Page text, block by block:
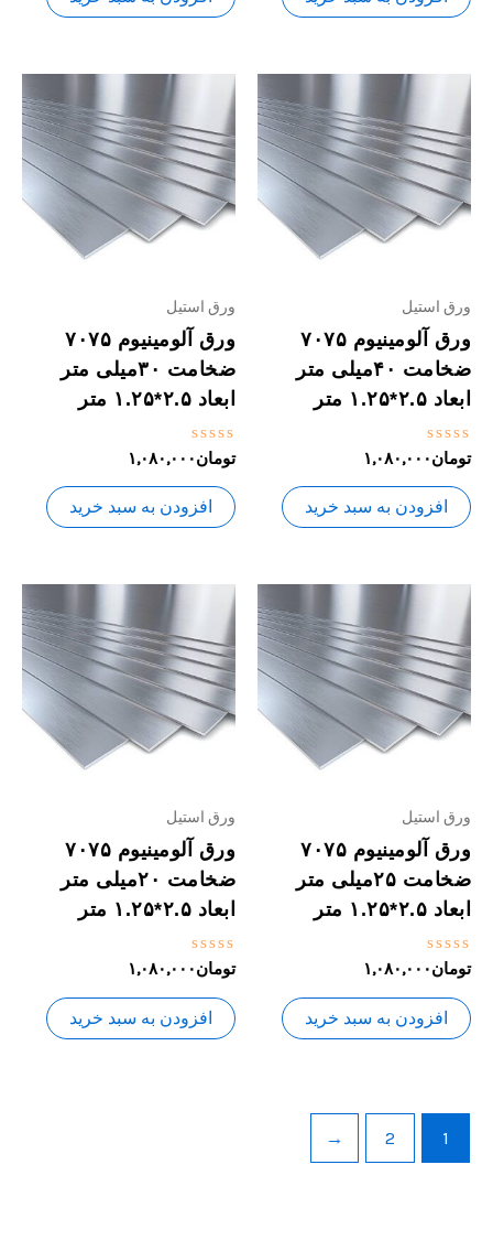
ورق استیل
ورق آلومینیوم ۷۰۷۵
ضخامت ۴۰میلی متر
ابعاد ۲.۵*۱.۲۵ متر
نمره
0
از
5
تومان۱,۰۸۰,۰۰۰
افزودن به سبد خرید
ورق استیل
ورق آلومینیوم ۷۰۷۵
ضخامت ۳۰میلی متر
ابعاد ۲.۵*۱.۲۵ متر
نمره
0
از
5
تومان۱,۰۸۰,۰۰۰
افزودن به سبد خرید
ورق استیل
ورق آلومینیوم ۷۰۷۵
ضخامت ۲۵میلی متر
ابعاد ۲.۵*۱.۲۵ متر
نمره
0
از
5
تومان۱,۰۸۰,۰۰۰
افزودن به سبد خرید
ورق استیل
ورق آلومینیوم ۷۰۷۵
ضخامت ۲۰میلی متر
ابعاد ۲.۵*۱.۲۵ متر
نمره
0
از
5
تومان۱,۰۸۰,۰۰۰
افزودن به سبد خرید
1
2
←